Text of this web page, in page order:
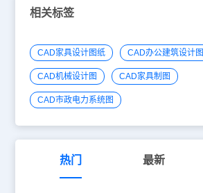
相关标签
CAD家具设计图纸 CAD办公建筑设计图
CAD机械设计图 CAD家具制图
CAD市政电力系统图
热门 最新